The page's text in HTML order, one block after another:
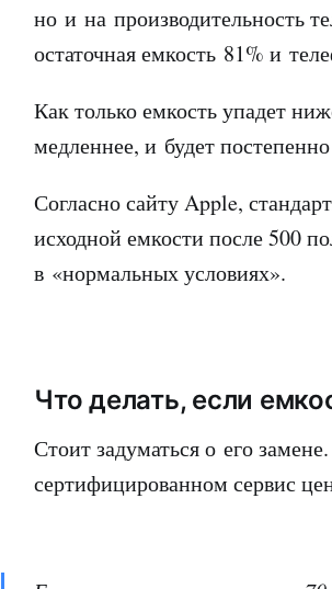
но и на производительность
остаточная емкость 81% и
Как только емкость упадет
медленнее, и будет
Согласно сайту Apple,
исходной емкости после 500
в «нормальных условиях».
Что делать, если
Стоит задуматься о его
сертифицированном сервис